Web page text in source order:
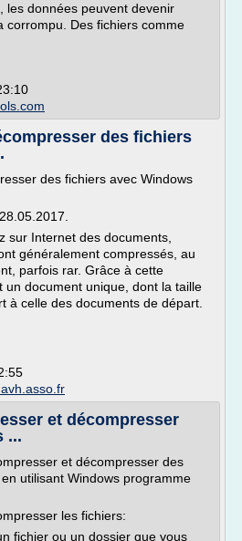
les données peuvent devenir
corrompu. Des fichiers comme
des fichiers
des fichiers avec Windows
sur Internet des documents,
généralement compressés, au
parfois rar. Grâce à cette
un document unique, dont la taille
à celle des documents de départ.
et décompresser
...
et décompresser des
utilisant Windows programme
les fichiers:
fichier ou un dossier que vous